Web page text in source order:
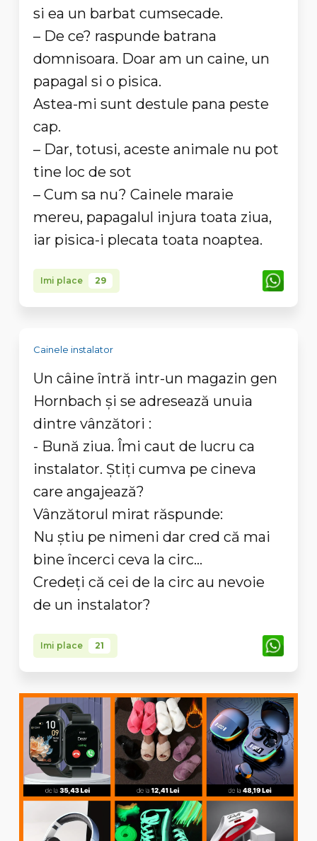
si ea un barbat cumsecade.
– De ce? raspunde batrana
domnisoara. Doar am un caine, un
papagal si o pisica.
Astea-mi sunt destule pana peste
cap.
– Dar, totusi, aceste animale nu pot
tine loc de sot
– Cum sa nu? Cainele maraie
mereu, papagalul injura toata ziua,
iar pisica-i plecata toata noaptea.
Imi place 29
Cainele instalator
Un câine întră intr-un magazin gen
Hornbach și se adresează unuia
dintre vânzători :
- Bună ziua. Îmi caut de lucru ca
instalator. Știți cumva pe cineva
care angajează?
Vânzătorul mirat răspunde:
Nu știu pe nimeni dar cred că mai
bine încerci ceva la circ...
Credeți că cei de la circ au nevoie
de un instalator?
Imi place 21